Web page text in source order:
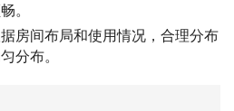
。
据房间布局和使用情况，合理分布
分布。